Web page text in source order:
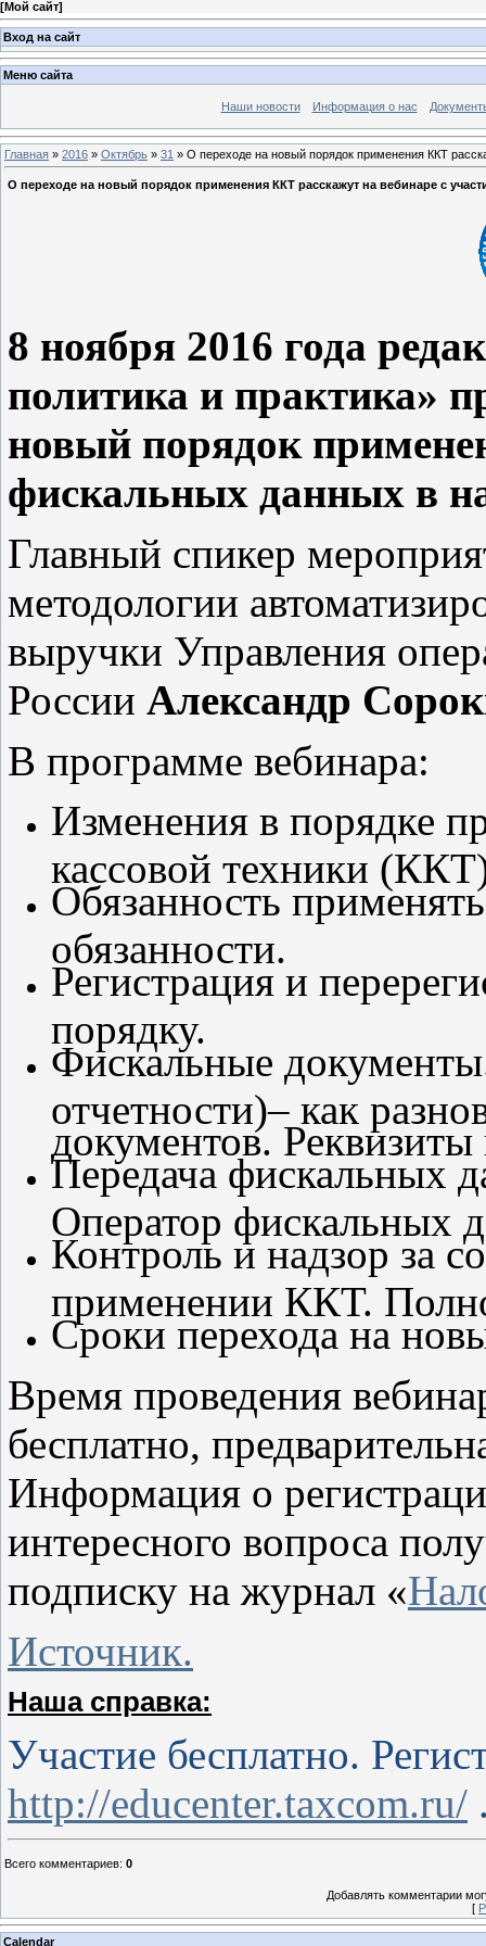
[Мой сайт]
Вход на сайт
Меню сайта
Наши новости Информация о нас
Главная » 2016 » Октябрь » 31 » О переходе на новый порядок применения ККТ
О переходе на новый порядок применения ККТ расскажут на вебинаре с
8 ноября 2016 года
политика и практика»
новый порядок
фискальных данных в
Главный спикер
методологии
выручки Управления
России Александр
В программе вебинара:
Изменения в порядке
кассовой техники
Обязанность
обязанности.
Регистрация и
порядку.
Фискальные
отчетности)– как
документов.
Передача фискальных
Оператор фискальных
Контроль и надзор за
применении ККТ.
Сроки перехода на
Время проведения
бесплатно,
Информация о
интересного вопроса
подписку на журнал «
Источник.
Наша справка:
Участие бесплатно.
http://educenter.taxcom.ru/
Всего комментариев: 0
Добавлять комментарии
[
Calendar